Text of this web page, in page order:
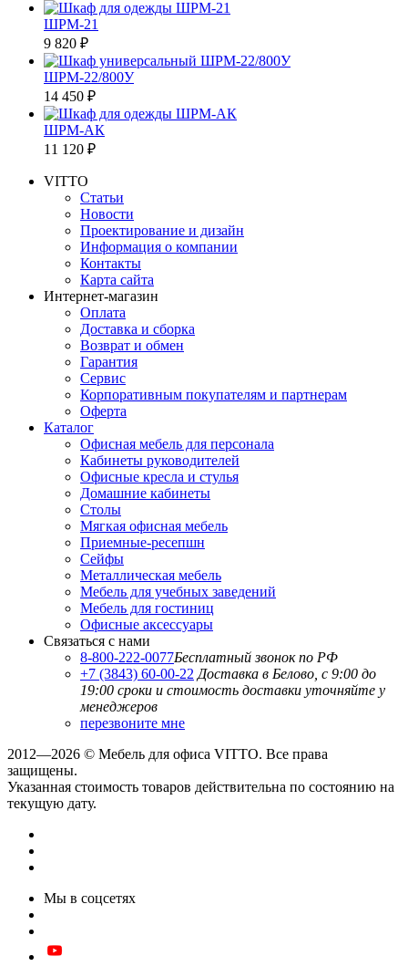
ШРМ-21
9 820 ₽
ШРМ-22/800У
14 450 ₽
ШРМ-АК
11 120 ₽
VITTO
Статьи
Новости
Проектирование и дизайн
Информация о компании
Контакты
Карта сайта
Интернет-магазин
Оплата
Доставка и сборка
Возврат и обмен
Гарантия
Сервис
Корпоративным покупателям и партнерам
Оферта
Каталог
Офисная мебель для персонала
Кабинеты руководителей
Офисные кресла и стулья
Домашние кабинеты
Столы
Мягкая офисная мебель
Приемные-ресепшн
Сейфы
Металлическая мебель
Мебель для учебных заведений
Мебель для гостиниц
Офисные аксессуары
Связаться с нами
8-800-222-0077Бесплатный звонок по РФ
+7 (3843) 60-00-22 Доставка в Белово, с 9:00 до
19:00 сроки и стоимость доставки уточняйте у
менеджеров
перезвоните мне
2012—2026 © Мебель для офиса VITTO. Все права
защищены.
Указанная стоимость товаров действительна по состоянию на
текущую дату.
Мы в соцсетях